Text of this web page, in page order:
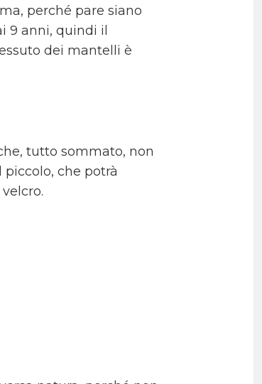
perché pare siano
9 anni, quindi il
dei mantelli è
tutto sommato, non
che potrà